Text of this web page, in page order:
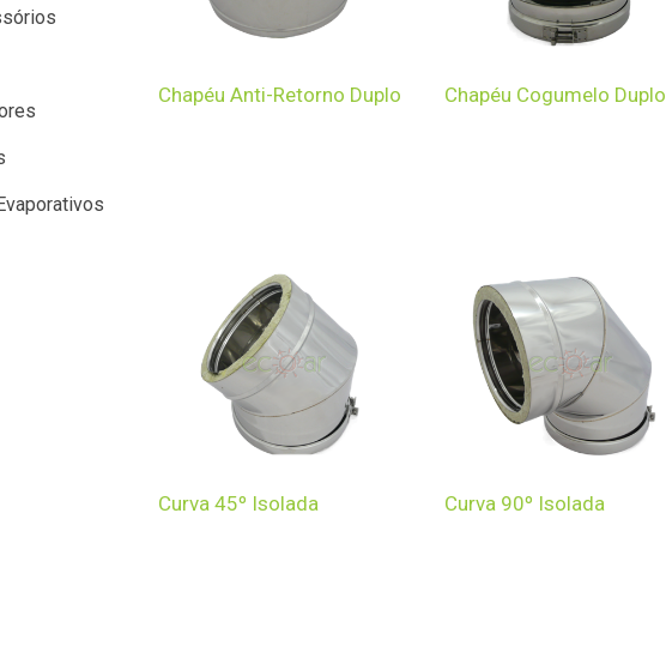
Chapéu Anti-Retorno Duplo Chapéu Cogumelo Duplo
Curva 45º Isolada Curva 90º Isolada